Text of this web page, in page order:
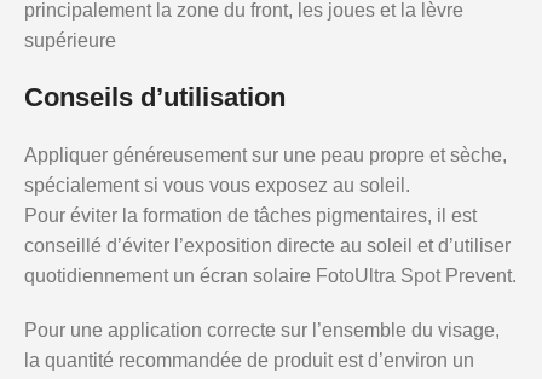
principalement la zone du front, les joues et la lèvre
supérieure
Conseils d’utilisation
Appliquer généreusement sur une peau propre et sèche,
spécialement si vous vous exposez au soleil.
Pour éviter la formation de tâches pigmentaires, il est
conseillé d’éviter l’exposition directe au soleil et d’utiliser
quotidiennement un écran solaire FotoUltra Spot Prevent.
Pour une application correcte sur l’ensemble du visage,
la quantité recommandée de produit est d’environ un